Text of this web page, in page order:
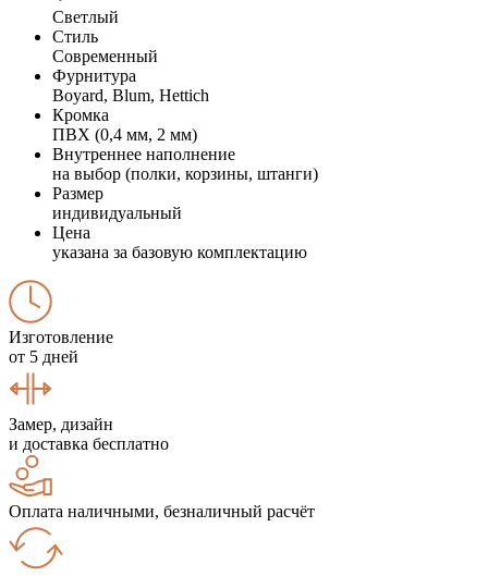
Светлый
Стиль
Современный
Фурнитура
Boyard, Blum, Hettich
Кромка
ПВХ (0,4 мм, 2 мм)
Внутреннее наполнение
на выбор (полки, корзины, штанги)
Размер
индивидуальный
Цена
указана за базовую комплектацию
Изготовление
от 5 дней
Замер, дизайн
и доставка бесплатно
Оплата наличными, безналичный расчёт